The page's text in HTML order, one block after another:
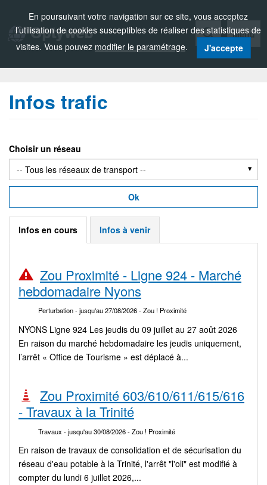
En poursuivant votre navigation sur ce site, vous acceptez
l’utilisation de cookies susceptibles de réaliser des statistiques de
visites. Vous pouvez modifier le paramétrage. J'accepte
Menu
Infos trafic
Choisir un réseau
Ok
Infos en cours Infos à venir
Zou Proximité - Ligne 924 - Marché
hebdomadaire Nyons
Perturbation- jusqu'au 27/08/2026- Zou ! Proximité
NYONS Ligne 924 Les jeudis du 09 juillet au 27 août 2026
En raison du marché hebdomadaire les jeudis uniquement,
l’arrêt « Office de Tourisme » est déplacé à...
Zou Proximité 603/610/611/615/616
- Travaux à la Trinité
Travaux - jusqu'au 30/08/2026- Zou ! Proximité
En raison de travaux de consolidation et de sécurisation du
réseau d'eau potable à la Trinité, l'arrêt "l'oli" est modifié à
compter du lundi 6 juillet 2026,...